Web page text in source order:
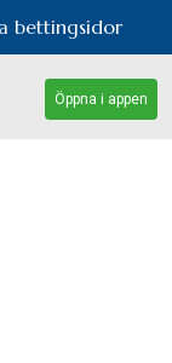
bettingsidor
Öppna i appen